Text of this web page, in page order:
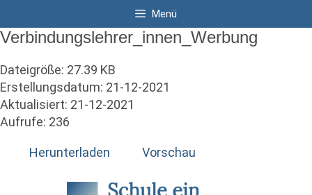
Inhalt
springen
Menü
Verbindungslehrer_innen_Werbung
Dateigröße: 27.39 KB
Erstellungsdatum: 21-12-2021
Aktualisiert: 21-12-2021
Aufrufe: 236
Herunterladen Vorschau